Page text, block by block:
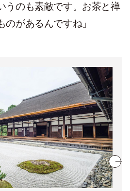
うのも素敵です。お茶と禅
があるんですね」